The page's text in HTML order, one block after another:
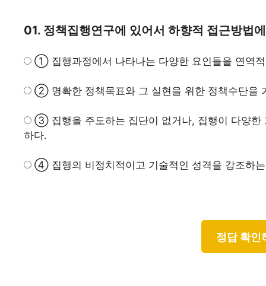
01. 정책집행연구에 있어서 하향적 접근방법
① 집행과정에서 나타나는 다양한 요인들을 연역
② 명확한 정책목표와 그 실현을 위한 정책수단을
③ 집행을 주도하는 집단이 없거나, 집행이 다양
하다.
④ 집행의 비정치적이고 기술적인 성격을 강조하